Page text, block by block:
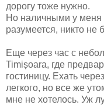
дорогу тоже нужно.
Но наличными у меня
разумеется, никто не
Еще через час с
Timișoara, где
гостиницу. Ехать
легкого, но все же
мне не хотелось. Уж